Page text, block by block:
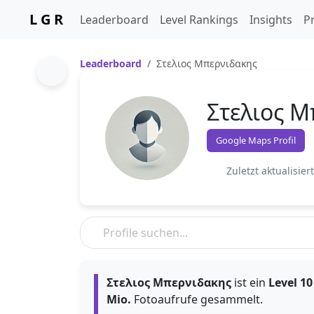
L G R Leaderboard Level Rankings Insights
Leaderboard Στελιος Μπερνιδακης
Στελιος
Google Maps Profil
Zuletzt
Στελιος Μπερνιδακης ist ein Level 10
Mio. Fotoaufrufe gesammelt.